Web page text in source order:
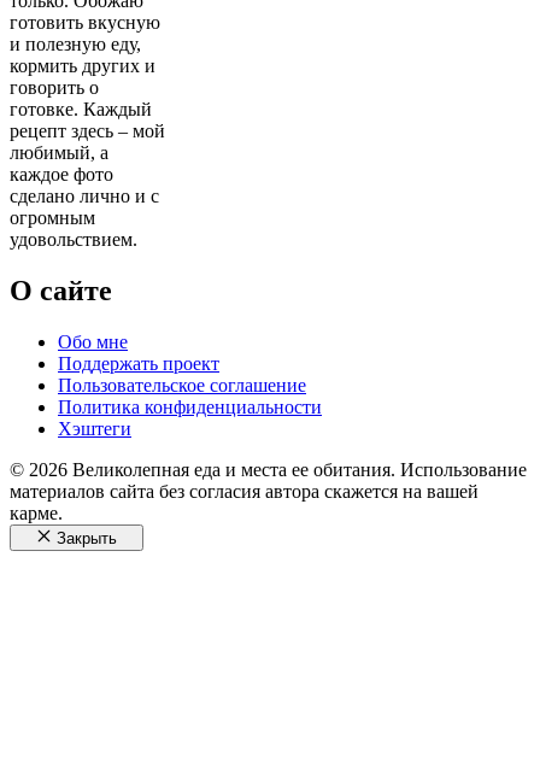
готовить вкусную
и полезную еду,
кормить других и
говорить о
готовке. Каждый
рецепт здесь – мой
любимый, а
каждое фото
сделано лично и с
огромным
удовольствием.
О сайте
Обо мне
Поддержать проект
Пользовательское соглашение
Политика конфиденциальности
Хэштеги
© 2026 Великолепная еда и места ее обитания. Использование
материалов сайта без согласия автора скажется на вашей
карме.
Закрыть